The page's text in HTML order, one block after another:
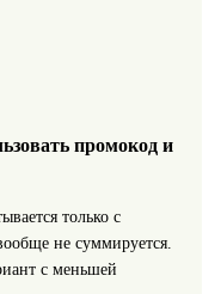
промокод и
только с
не суммируется.
с меньшей